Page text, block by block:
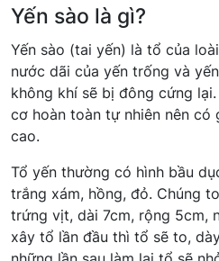
Yến sào là gì?
Yến sào (tai yến) là tổ của
nước dãi của yến trống và
không khí sẽ bị đông cứng
cơ hoàn toàn tự nhiên nên có
cao.
Tổ yến thường có hình bầu
trắng xám, hồng, đỏ. Chúng
trứng vịt, dài 7cm, rộng 5cm,
xây tổ lần đầu thì tổ sẽ to,